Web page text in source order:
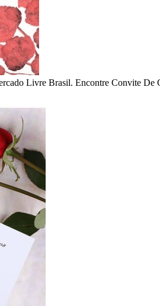
Livre Brasil. Encontre Convite